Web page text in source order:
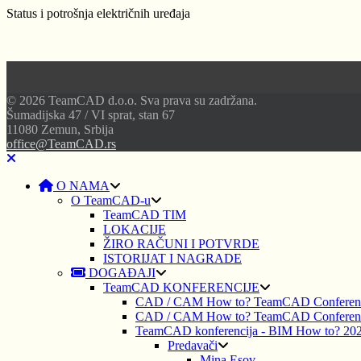
Status i potrošnja električnih uređaja
© 2026 TeamCAD d.o.o. Sva prava su zadržana.
Šumadijska 47 / VI sprat, stan 67
11080 Zemun, Srbija
office@TeamCAD.rs
O NAMA
O TeamCAD-u
TeamCAD TIM
LOKACIJE
ŽIRO RAČUNI I POTVRDE
ISTORIJAT I NAGRADE
DOGAĐAJI
TeamCAD KONFERENCIJE
CAD / CAM How to? TeamCAD
CAD / CAM How to? TeamCAD
TeamCAD konferencija - BIM How to?
Predavači